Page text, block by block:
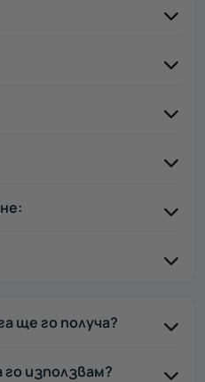
ще го получа?
го използвам?